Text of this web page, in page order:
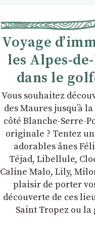
Voyage
les Alpes-
dans le
Vous souhaitez
des Maures jusqu’à
côté Blanche-Serre-
originale ? Tentez
adorables ânes
Téjad, Libellule,
Caline Malo, Lily,
plaisir de porter
découverte de ces
Saint Tropez ou